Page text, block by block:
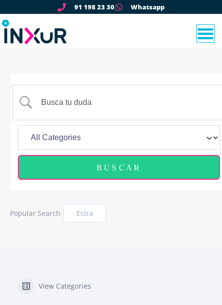
91 198 23 30 Whatsapp
Popular Search Estra
View Categories